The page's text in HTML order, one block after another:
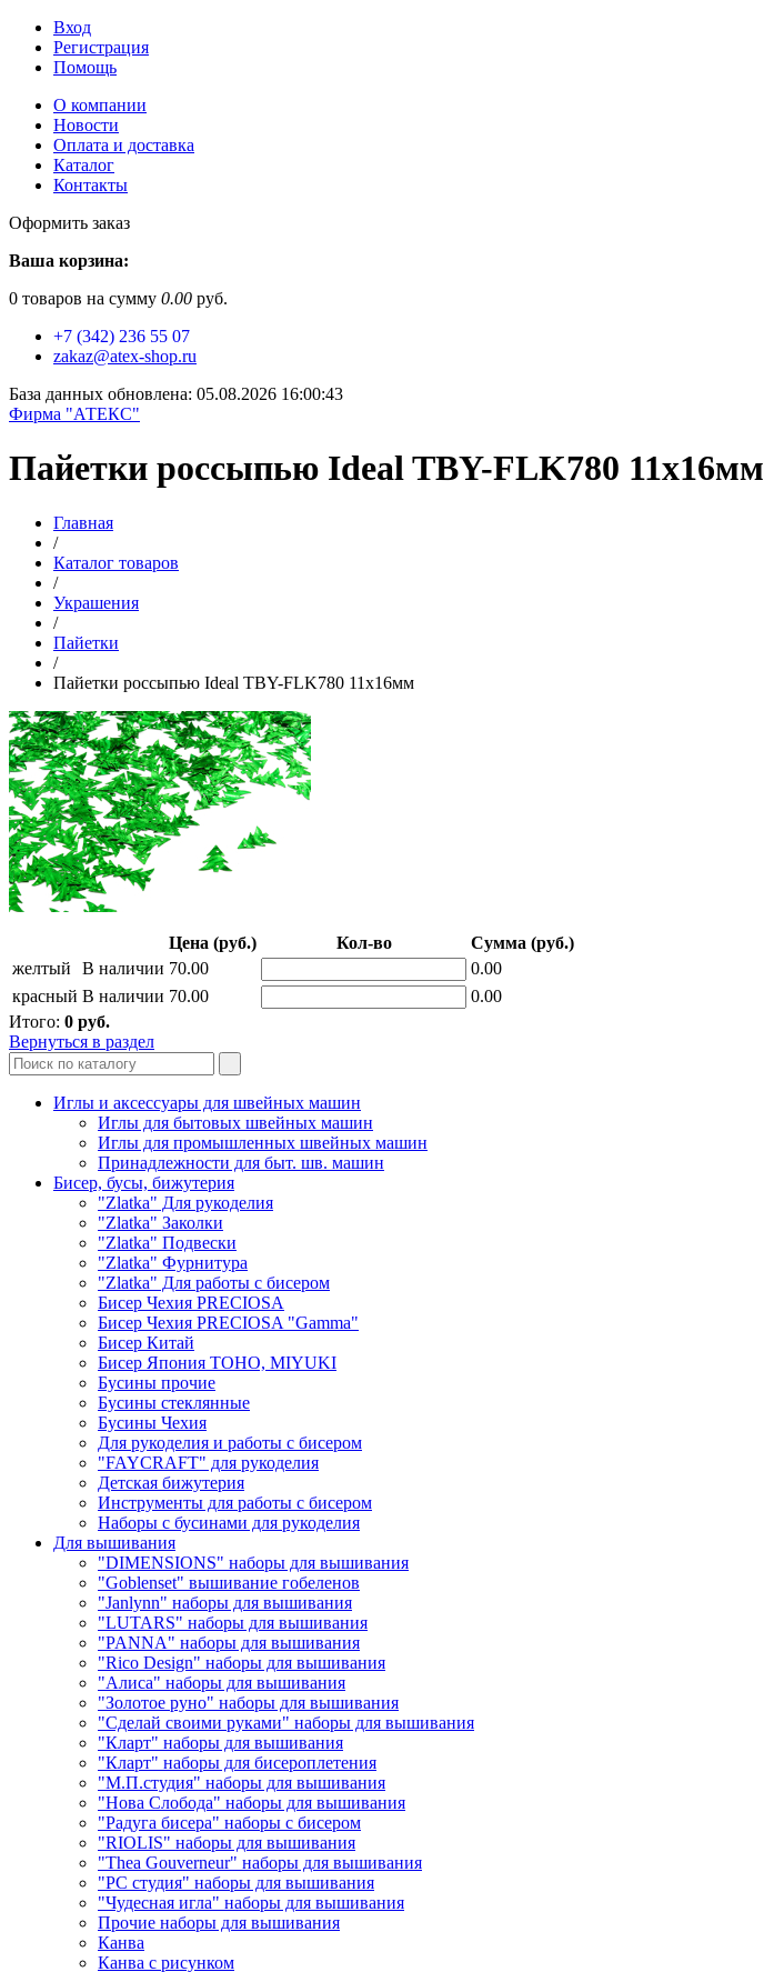
Вход
Регистрация
Помощь
О компании
Новости
Оплата и доставка
Каталог
Контакты
Оформить заказ
Ваша корзина:
0 товаров на сумму 0.00 руб.
+7 (342) 236 55 07
zakaz@atex-shop.ru
База данных обновлена: 05.08.2026 16:00:43
Фирма "АТЕКС"
Пайетки россыпью Ideal TBY-FLK780 11х16мм
Главная
/
Каталог товаров
/
Украшения
/
Пайетки
/
Пайетки россыпью Ideal TBY-FLK780 11х16мм
Цена (руб.) Кол-во
Сумма (руб.)
желтый
В наличии 70.00
0.00
красный В наличии 70.00
0.00
Итого: 0 руб.
Вернуться в раздел
Иглы и аксессуары для швейных машин
Иглы для бытовых швейных машин
Иглы для промышленных швейных машин
Принадлежности для быт. шв. машин
Бисер, бусы, бижутерия
"Zlatka" Для рукоделия
"Zlatka" Заколки
"Zlatka" Подвески
"Zlatka" Фурнитура
"Zlatka" Для работы с бисером
Бисер Чехия PRECIOSA
Бисер Чехия PRECIOSA "Gamma"
Бисер Китай
Бисер Япония TOHO, MIYUKI
Бусины прочие
Бусины стеклянные
Бусины Чехия
Для рукоделия и работы с бисером
"FAYCRAFT" для рукоделия
Детская бижутерия
Инструменты для работы с бисером
Наборы с бусинами для рукоделия
Для вышивания
"DIMENSIONS" наборы для вышивания
"Goblenset" вышивание гобеленов
"Janlynn" наборы для вышивания
"LUTARS" наборы для вышивания
"PANNA" наборы для вышивания
"Rico Design" наборы для вышивания
"Алиса" наборы для вышивания
"Золотое руно" наборы для вышивания
"Сделай своими руками" наборы для вышивания
"Кларт" наборы для вышивания
"Кларт" наборы для бисероплетения
"М.П.студия" наборы для вышивания
"Нова Слобода" наборы для вышивания
"Радуга бисера" наборы с бисером
"RIOLIS" наборы для вышивания
"Thea Gouverneur" наборы для вышивания
"РС студия" наборы для вышивания
"Чудесная игла" наборы для вышивания
Прочие наборы для вышивания
Канва
Канва с рисунком